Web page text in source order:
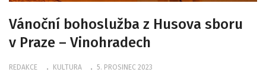
Vánoční bohoslužba z Husova sboru
v Praze – Vinohradech
REDAKCE KULTURA 5. PROSINEC 2023